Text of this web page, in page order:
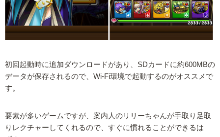
初回起動時に追加ダウンロードがあり、SDカードに約600MBの
データが保存されるので、Wi-Fi環境で起動するのがオススメで
す。
要素が多いゲームですが、案内人のリリーちゃんが手取り足取
りレクチャーしてくれるので、すぐに慣れることができるは